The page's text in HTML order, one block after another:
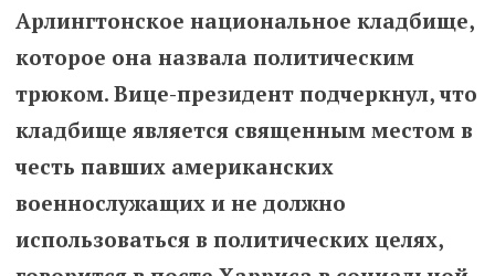
Арлингтонское национальное кладбище,
которое она назвала политическим
трюком. Вице-президент подчеркнул, что
кладбище является священным местом в
честь павших американских
военнослужащих и не должно
использоваться в политических целях,